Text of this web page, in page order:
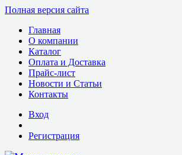
Полная версия сайта
Главная
О компании
Каталог
Оплата и Доставка
Прайс-лист
Новости и Статьи
Контакты
Вход
Регистрация